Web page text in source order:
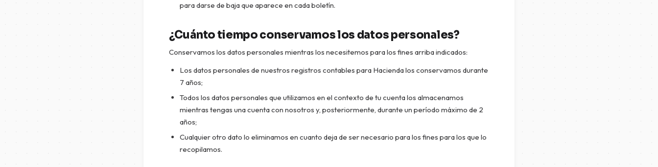
para darse de baja que aparece en cada boletín.
¿Cuánto tiempo conservamos los datos personales?
Conservamos los datos personales mientras los necesitemos para los fines arriba indicados:
Los datos personales de nuestros registros contables para Hacienda los conservamos durante
7 años;
Todos los datos personales que utilizamos en el contexto de tu cuenta los almacenamos
mientras tengas una cuenta con nosotros y, posteriormente, durante un período máximo de 2
años;
Cualquier otro dato lo eliminamos en cuanto deja de ser necesario para los fines para los que lo
recopilamos.